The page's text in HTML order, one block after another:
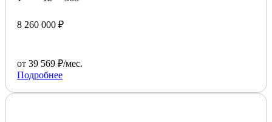
8 260 000 ₽
от 39 569 ₽/мес.
Подробнее